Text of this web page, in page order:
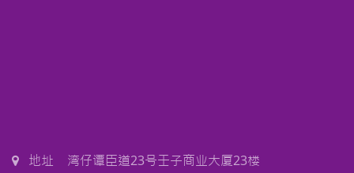
地址
湾仔谭臣道23号壬子商业大厦23楼